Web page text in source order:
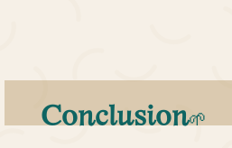
Conclusion🌱